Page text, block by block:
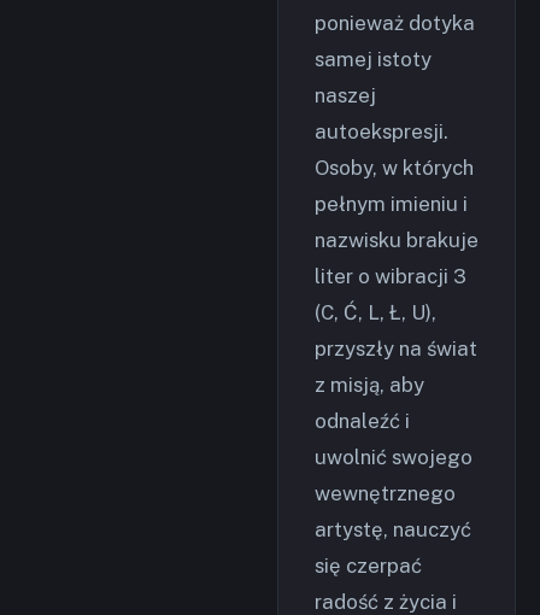
ponieważ dotyka
samej istoty
naszej
autoekspresji.
Osoby, w których
pełnym imieniu i
nazwisku brakuje
liter o wibracji 3
(C, Ć, L, Ł, U),
przyszły na świat
z misją, aby
odnaleźć i
uwolnić swojego
wewnętrznego
artystę, nauczyć
się czerpać
radość z życia i